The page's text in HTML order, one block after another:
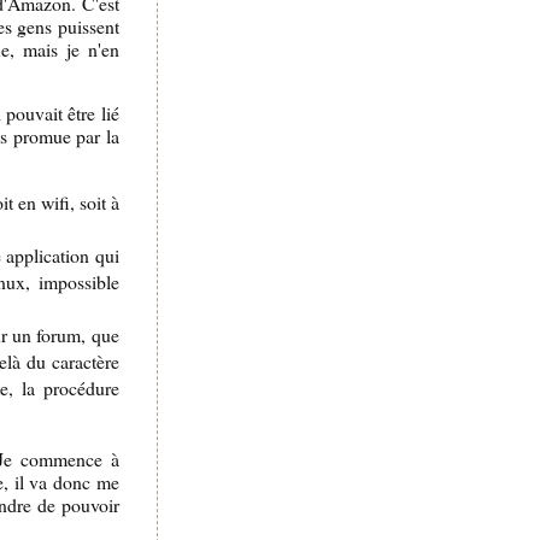
gens puissent
mais je n'en
pouvait être lié
promue par la
en wifi, soit à
application qui
impossible
un forum, que
du caractère
la procédure
commence à
il va donc me
de pouvoir